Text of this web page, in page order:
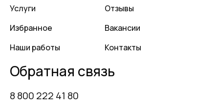
Услуги
Избранное
Наши работы
Отзывы
Вакансии
Контакты
Обратная связь
8 800 222 41 80